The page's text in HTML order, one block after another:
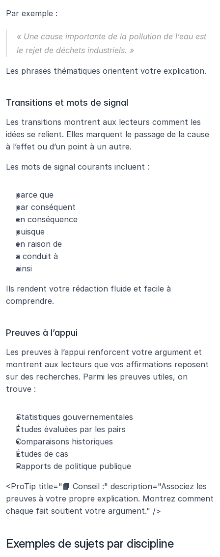
Par exemple :
« Une cause importante de la pollution de l’eau est
le rejet de déchets industriels. »
Les phrases thématiques orientent votre explication.
Transitions et mots de signal
Les transitions montrent aux lecteurs comment les
idées se relient. Elles marquent le passage de la cause
à l’effet ou d’un point à un autre.
Les mots de signal courants incluent :
parce que
par conséquent
en conséquence
puisque
en raison de
a conduit à
ainsi
Ils rendent votre rédaction fluide et facile à
comprendre.
Preuves à l’appui
Les preuves à l’appui renforcent votre argument et
montrent aux lecteurs que vos affirmations reposent
sur des recherches. Parmi les preuves utiles, on
trouve :
Statistiques gouvernementales
Études évaluées par les pairs
Comparaisons historiques
Études de cas
Rapports de politique publique
<ProTip title="📘 Conseil :" description="Associez les
preuves à votre propre explication. Montrez comment
chaque fait soutient votre argument." />
Exemples de sujets par discipline